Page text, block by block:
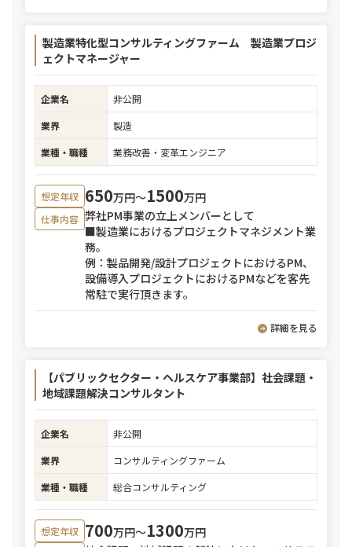
製造業特化型コンサルティングファーム 製造業プロジ
ェクトマネージャー
企業名
非公開
業界
製造
業種・職種
業務改善・変革エンジニア
想定年収 650万円〜1500万円
仕事内容 弊社PM事業の立上メンバーとして
■製造業におけるプロジェクトマネジメント業
務。
例：製品開発/設計プロジェクトにおけるPM、
設備導入プロジェクトにおけるPMなどを客先
常駐で実行頂きます。
詳細を見る
【パブリックセクター・ヘルスケア事業部】社会課題・
地域課題解決コンサルタント
企業名
非公開
業界
コンサルティングファーム
業種・職種
総合コンサルティング
想定年収 700万円〜1300万円